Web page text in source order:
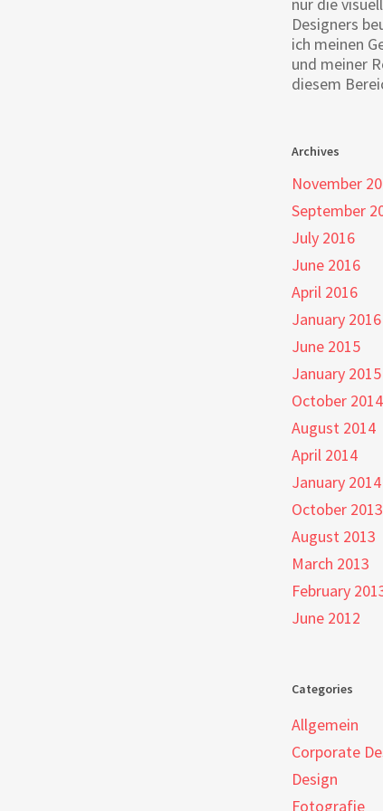
Designers
ich meinen
und meiner
diesem
Archives
November
September
July 2016
June 2016
April 2016
January 2016
June 2015
January 2015
October 2014
August 2014
April 2014
January 2014
October 2013
August 2013
March 2013
February
June 2012
Categories
Allgemein
Corporate
Design
Fotografie